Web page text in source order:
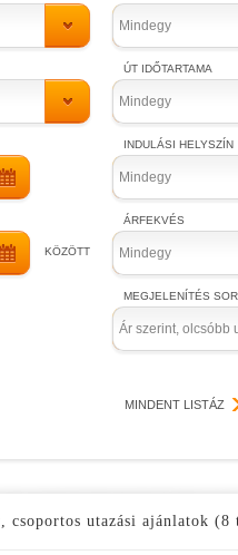
KÖZÖTT
Mindegy
ÚT IDŐTARTAMA
Mindegy
INDULÁSI HELYSZÍN
Mindegy
ÁRFEKVÉS
Mindegy
MEGJELENÍTÉS
Ár szerint, olcsóbb
MINDENT LISTÁZ
csoportos utazási ajánlatok (8